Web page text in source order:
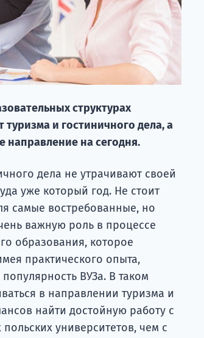
структурах
туризма и гостиничного дела, а
направление на сегодня.
дела не утрачивают своей
уже который год. Не стоит
самые востребованные, но
важную роль в процессе
образования, которое
практического опыта,
ВУЗа. В таком
в направлении туризма и
найти достойную работу с
университетов, чем с